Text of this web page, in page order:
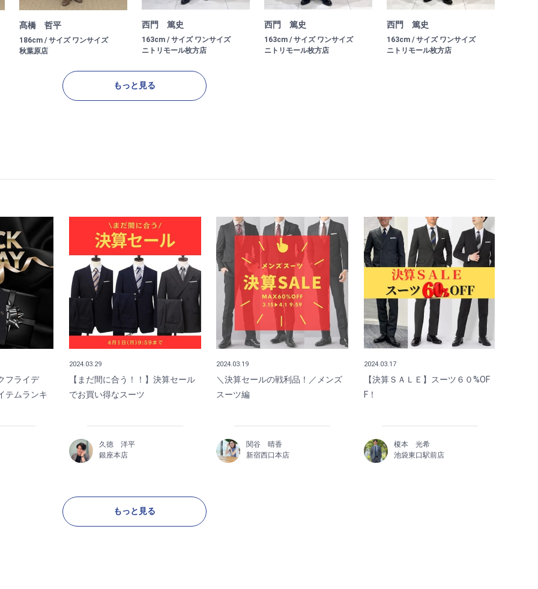
髙橋 哲平
186cm / サイズ ワンサイズ
秋葉原店
西門 篤史
163cm / サイズ ワンサイズ
ニトリモール枚方店
西門 篤史
163cm / サイズ ワンサイズ
ニトリモール枚方店
西門 篤史
163cm / サイズ ワンサイズ
ニトリモール枚方店
もっと見る
フライデ
テムランキ
2024.03.29
【まだ間に合う！！】決算セール
でお買い得なスーツ
久徳 洋平
銀座本店
2024.03.19
＼決算セールの戦利品！／メンズ
スーツ編
関谷 晴香
新宿西口本店
2024.03.17
【決算ＳＡＬＥ】スーツ６０%OF
F！
榎本 光希
池袋東口駅前店
もっと見る